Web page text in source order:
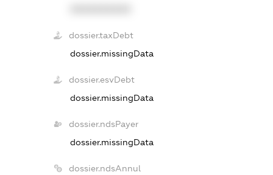
dossier.taxDebt
dossier.missingData
dossier.esvDebt
dossier.missingData
dossier.ndsPayer
dossier.missingData
dossier.ndsAnnul